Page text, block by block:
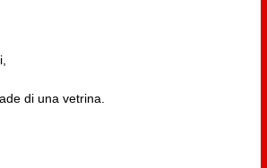
di una vetrina.